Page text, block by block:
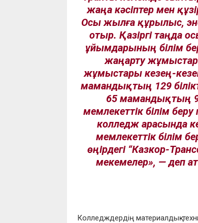
жаңа кәсіптер мен
Осы жылға құрылыс,
отыр. Қазіргі таңда
ұйымдарының білім
жаңарту
жұмыстары кезең-
мамандықтың 129
65 мамандықтың
мемлекеттік білім
колледж арасында
мемлекеттік білім
өңірдегі “Казкор-
мекемелер», — деп
Колледждердің материалдық-